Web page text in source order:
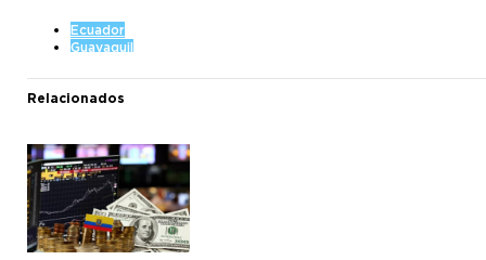
Ecuador
Guayaquil
Relacionados